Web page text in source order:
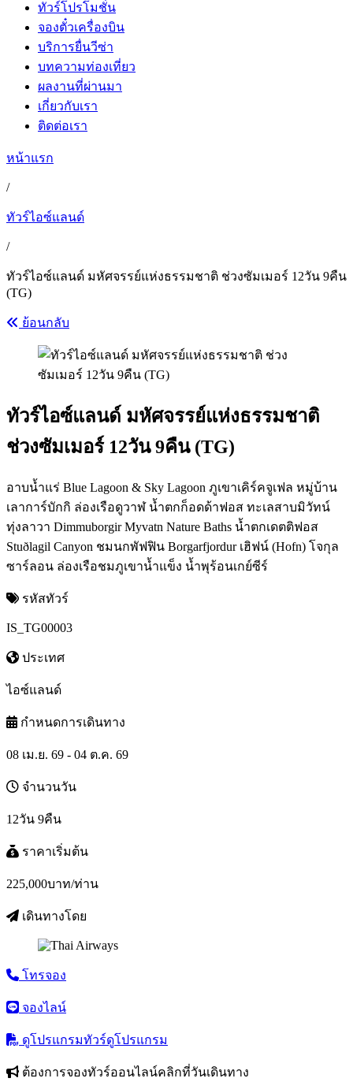
ทัวร์โปรโมชั่น
จองตั๋วเครื่องบิน
บริการยื่นวีซ่า
บทความท่องเที่ยว
ผลงานที่ผ่านมา
เกี่ยวกับเรา
ติดต่อเรา
หน้าแรก
/
ทัวร์ไอซ์แลนด์
/
ทัวร์ไอซ์แลนด์ มหัศจรรย์แห่งธรรมชาติ ช่วงซัมเมอร์ 12วัน 9คืน
(TG)
ย้อนกลับ
ทัวร์ไอซ์แลนด์ มหัศจรรย์แห่งธรรมชาติ
ช่วงซัมเมอร์ 12วัน 9คืน (TG)
อาบน้ำแร่ Blue Lagoon & Sky Lagoon ภูเขาเคิร์คจูเฟล หมู่บ้าน
เลาการ์บักกิ ล่องเรือดูวาฬ น้ำตกก็อดด้าฟอส ทะเลสาบมิวัทน์
ทุ่งลาวา Dimmuborgir Myvatn Nature Baths น้ำตกเดตติฟอส
Stuðlagil Canyon ชมนกพัฟฟิน Borgarfjordur เฮิฟน์ (Hofn) โจกุล
ซาร์ลอน ล่องเรือชมภูเขาน้ำแข็ง น้ำพุร้อนเกย์ซีร์
รหัสทัวร์
IS_TG00003
ประเทศ
ไอซ์แลนด์
กำหนดการเดินทาง
08 เม.ย. 69 - 04 ต.ค. 69
จำนวนวัน
12วัน 9คืน
ราคาเริ่มต้น
225,000บาท/ท่าน
เดินทางโดย
โทรจอง
จองไลน์
ดูโปรแกรมทัวร์ดูโปรแกรม
ต้องการจองทัวร์ออนไลน์คลิกที่วันเดินทาง